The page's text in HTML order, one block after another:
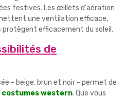
festives. Les œillets d'aération
une ventilation efficace,
protègent efficacement du soleil.
de
- beige, brun et noir - permet de
costumes western. Que vous